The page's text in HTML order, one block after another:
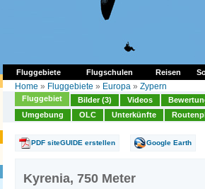
Fluggebiete Flugschulen Reisen
Home » Fluggebiete » Europa » Zypern
Fluggebiet Bilder (3) Videos
Umgebung
OLC Unterkünfte
PDF siteGUIDE erstellen Google Earth
Kyrenia, 750 Meter